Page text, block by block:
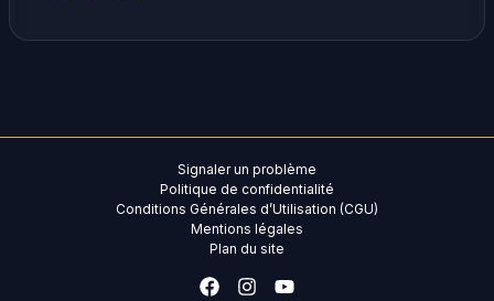
Signaler un problème
Politique de confidentialité
Conditions Générales d’Utilisation (CGU)
Mentions légales
Plan du site